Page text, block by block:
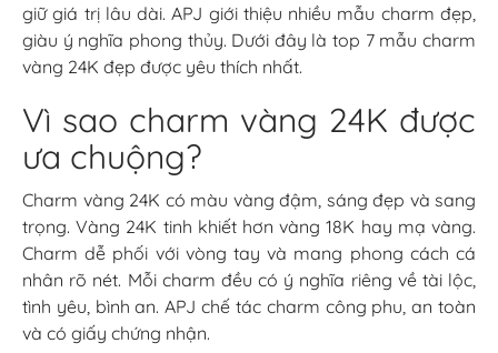
giữ giá trị lâu dài. APJ giới thiệu nhiều mẫu charm đẹp,
giàu ý nghĩa phong thủy. Dưới đây là top 7 mẫu charm
vàng 24K đẹp được yêu thích nhất.
Vì sao charm vàng 24K được
ưa chuộng?
Charm vàng 24K có màu vàng đậm, sáng đẹp và sang
trọng. Vàng 24K tinh khiết hơn vàng 18K hay mạ vàng.
Charm dễ phối với vòng tay và mang phong cách cá
nhân rõ nét. Mỗi charm đều có ý nghĩa riêng về tài lộc,
tình yêu, bình an. APJ chế tác charm công phu, an toàn
và có giấy chứng nhận.